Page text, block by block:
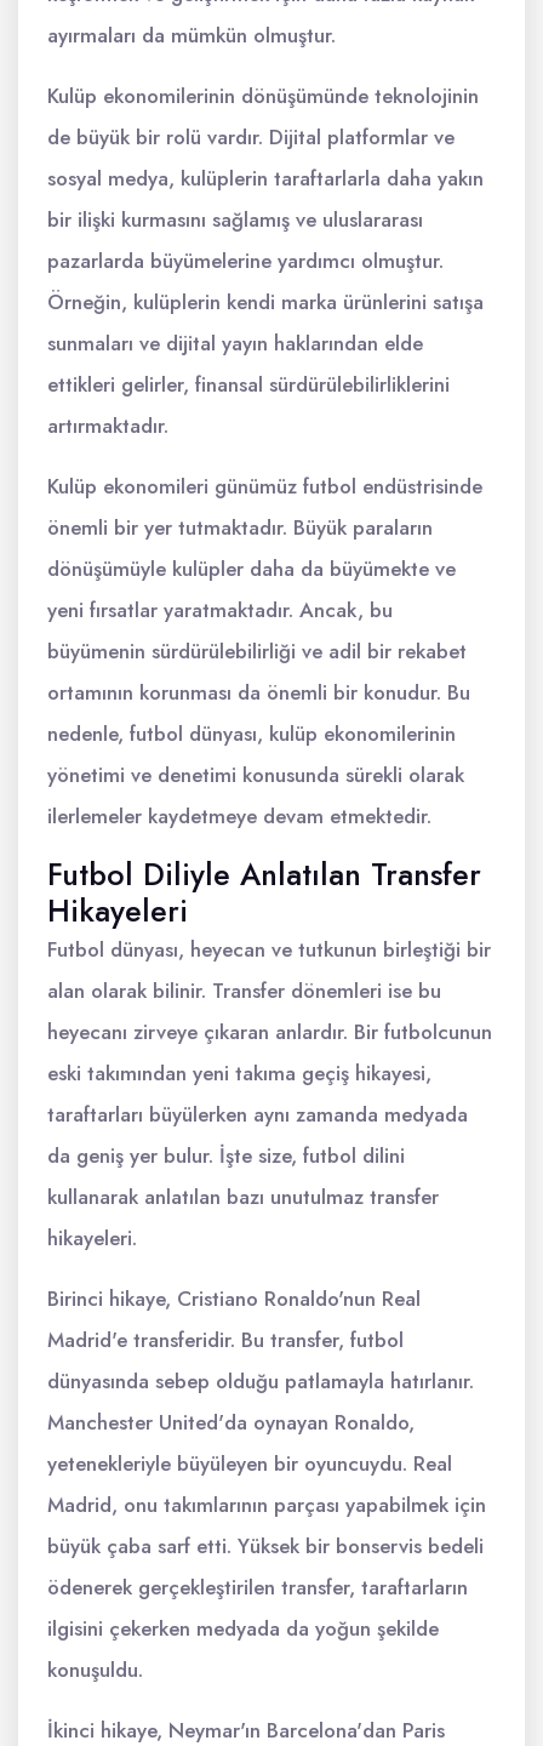
ayırmaları da mümkün olmuştur.
Kulüp ekonomilerinin dönüşümünde teknolojinin
de büyük bir rolü vardır. Dijital platformlar ve
sosyal medya, kulüplerin taraftarlarla daha yakın
bir ilişki kurmasını sağlamış ve uluslararası
pazarlarda büyümelerine yardımcı olmuştur.
Örneğin, kulüplerin kendi marka ürünlerini satışa
sunmaları ve dijital yayın haklarından elde
ettikleri gelirler, finansal sürdürülebilirliklerini
artırmaktadır.
Kulüp ekonomileri günümüz futbol endüstrisinde
önemli bir yer tutmaktadır. Büyük paraların
dönüşümüyle kulüpler daha da büyümekte ve
yeni fırsatlar yaratmaktadır. Ancak, bu
büyümenin sürdürülebilirliği ve adil bir rekabet
ortamının korunması da önemli bir konudur. Bu
nedenle, futbol dünyası, kulüp ekonomilerinin
yönetimi ve denetimi konusunda sürekli olarak
ilerlemeler kaydetmeye devam etmektedir.
Futbol Diliyle Anlatılan Transfer
Hikayeleri
Futbol dünyası, heyecan ve tutkunun birleştiği bir
alan olarak bilinir. Transfer dönemleri ise bu
heyecanı zirveye çıkaran anlardır. Bir futbolcunun
eski takımından yeni takıma geçiş hikayesi,
taraftarları büyülerken aynı zamanda medyada
da geniş yer bulur. İşte size, futbol dilini
kullanarak anlatılan bazı unutulmaz transfer
hikayeleri.
Birinci hikaye, Cristiano Ronaldo'nun Real
Madrid'e transferidir. Bu transfer, futbol
dünyasında sebep olduğu patlamayla hatırlanır.
Manchester United'da oynayan Ronaldo,
yetenekleriyle büyüleyen bir oyuncuydu. Real
Madrid, onu takımlarının parçası yapabilmek için
büyük çaba sarf etti. Yüksek bir bonservis bedeli
ödenerek gerçekleştirilen transfer, taraftarların
ilgisini çekerken medyada da yoğun şekilde
konuşuldu.
İkinci hikaye, Neymar'ın Barcelona'dan Paris